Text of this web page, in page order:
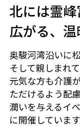
北には霊
広がる、
奥駿河湾沿いに
そして親しまれ
元気な方も介護
ただけるよう配
潤いを与えるイ
に開催しています